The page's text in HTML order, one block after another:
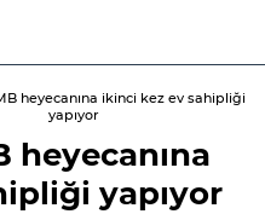
heyecanına ikinci kez ev sahipliği
yapıyor
heyecanına
yapıyor